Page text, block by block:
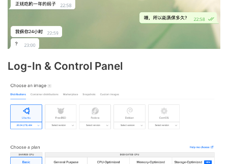
Log-In & Control Panel